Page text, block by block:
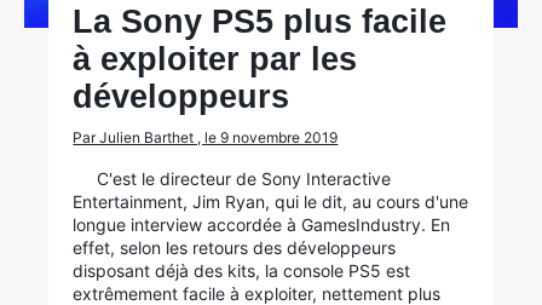
La Sony PS5 plus facile
à exploiter par les
développeurs
Par Julien Barthet , le 9 novembre 2019
C'est le directeur de Sony Interactive
Entertainment, Jim Ryan, qui le dit, au cours d'une
longue interview accordée à GamesIndustry. En
effet, selon les retours des développeurs
disposant déjà des kits, la console PS5 est
extrêmement facile à exploiter, nettement plus